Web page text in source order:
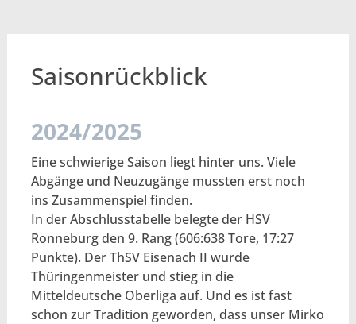
Saisonrückblick
2024/2025
Eine schwierige Saison liegt hinter uns. Viele
Abgänge und Neuzugänge mussten erst noch
ins Zusammenspiel finden.
In der Abschlusstabelle belegte der HSV
Ronneburg den 9. Rang (606:638 Tore, 17:27
Punkte). Der ThSV Eisenach II wurde
Thüringenmeister und stieg in die
Mitteldeutsche Oberliga auf. Und es ist fast
schon zur Tradition geworden, dass unser Mirko